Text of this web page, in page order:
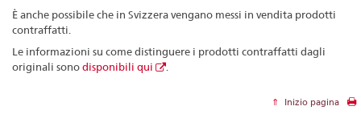
È anche possibile che in Svizzera vengano messi in vendita prodotti
contraffatti.
Le informazioni su come distinguere i prodotti contraffatti dagli
originali sonodisponibili qui
Inizio pagina